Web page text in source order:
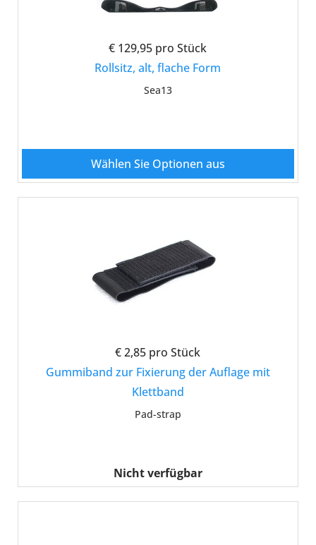
€ 129,95 pro Stück
Rollsitz, alt, flache Form
Sea13
Wählen Sie Optionen aus
€ 2,85 pro Stück
Gummiband zur Fixierung der Auflage mit
Klettband
Pad-strap
Nicht verfügbar